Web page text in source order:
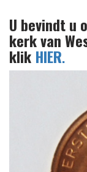
U bevindt u
kerk van
klik HIER.